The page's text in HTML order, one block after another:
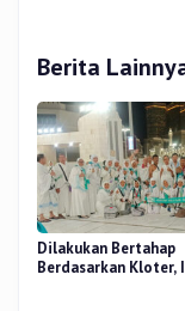
Berita
Dilakukan Bertahap
Berdasarkan Kloter,